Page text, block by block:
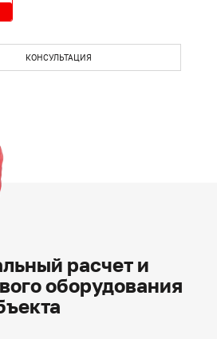
КОНСУЛЬТАЦИЯ
расчет и
оборудования